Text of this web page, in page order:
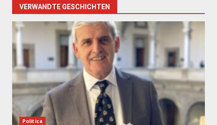
VERWANDTE GESCHICHTEN
Politica